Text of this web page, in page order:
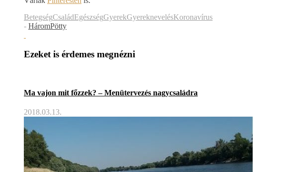
BetegségCsaládEgészségGyerekGyereknevelésKoronavírus
- HáromPötty
Ezeket is érdemes megnézni
Ma vajon mit főzzek? – Menütervezés nagycsaládra
2018.03.13.